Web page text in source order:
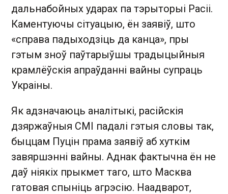
дальнабойных ударах па тэрыторыі Расіі.
Каментуючы сітуацыю, ён заявіў, што
«справа падыходзіць да канца», пры
гэтым зноў паўтарыўшы традыцыйныя
крамлёўскія апраўданні вайны супраць
Украіны.
Як адзначаюць аналітыкі, расійскія
дзяржаўныя СМІ падалі гэтыя словы так,
быццам Пуцін прама заявіў аб хуткім
завяршэнні вайны. Аднак фактычна ён не
даў ніякіх прыкмет таго, што Масква
гатовая спыніць агрэсію. Наадварот,